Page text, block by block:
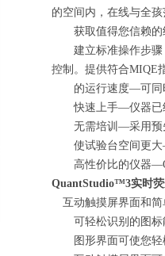
的空间内，在线与全
获取值得您信赖的结
建立标准操作步骤，
控制。提供符合MIQE
的运行速度—可同时
快速上手—仪器已经
无需培训—采用预先
使试验台空间 更大
高性价比的仪器
QuantStudio™3实时荧
互动触摸屏界面和简
可轻松识别的图标
图形界面可使您轻